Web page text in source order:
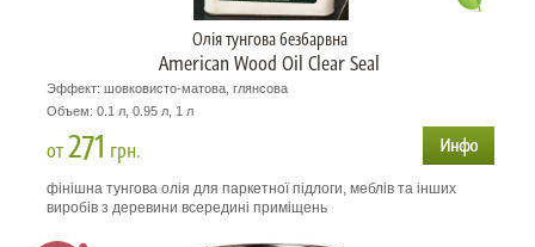
Олія тунгова безбарвна
American Wood Oil Clear Seal
Эффект: шовковисто-матова, глянсова
Объем: 0.1 л, 0.95 л, 1 л
от271 грн.
фінішна тунгова олія для паркетної підлоги, меблів та інших
виробів з деревини всередині приміщень